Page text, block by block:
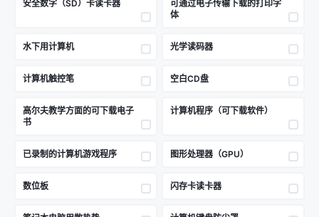
安全数字（SD）卡读卡器
可通过电子传输下载的打印字
体
水下用计算机 光学读码器
计算机触控笔 空白CD盘
高尔夫教学方面的可下载电子
书
计算机程序（可下载软件）
已录制的计算机游戏程序 图形处理器（GPU）
数位板 闪存卡读卡器